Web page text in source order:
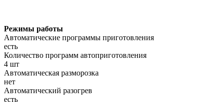
Режимы работы
Автоматические программы приготовления
есть
Количество программ автоприготовления
4 шт
Автоматическая разморозка
нет
Автоматический разогрев
есть